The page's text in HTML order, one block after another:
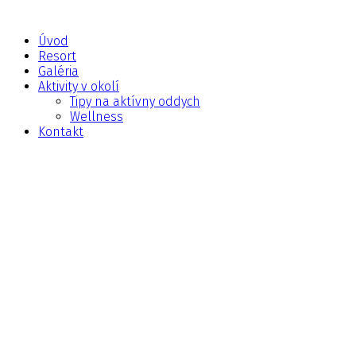
Úvod
Resort
Galéria
Aktivity v okolí
Tipy na aktívny oddych
Wellness
Kontakt